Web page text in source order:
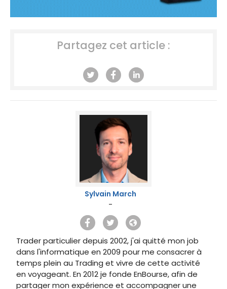
Partagez cet article :
Sylvain March
-
Trader particulier depuis 2002, j'ai quitté mon job
dans l'informatique en 2009 pour me consacrer à
temps plein au Trading et vivre de cette activité
en voyageant. En 2012 je fonde EnBourse, afin de
partager mon expérience et accompagner une